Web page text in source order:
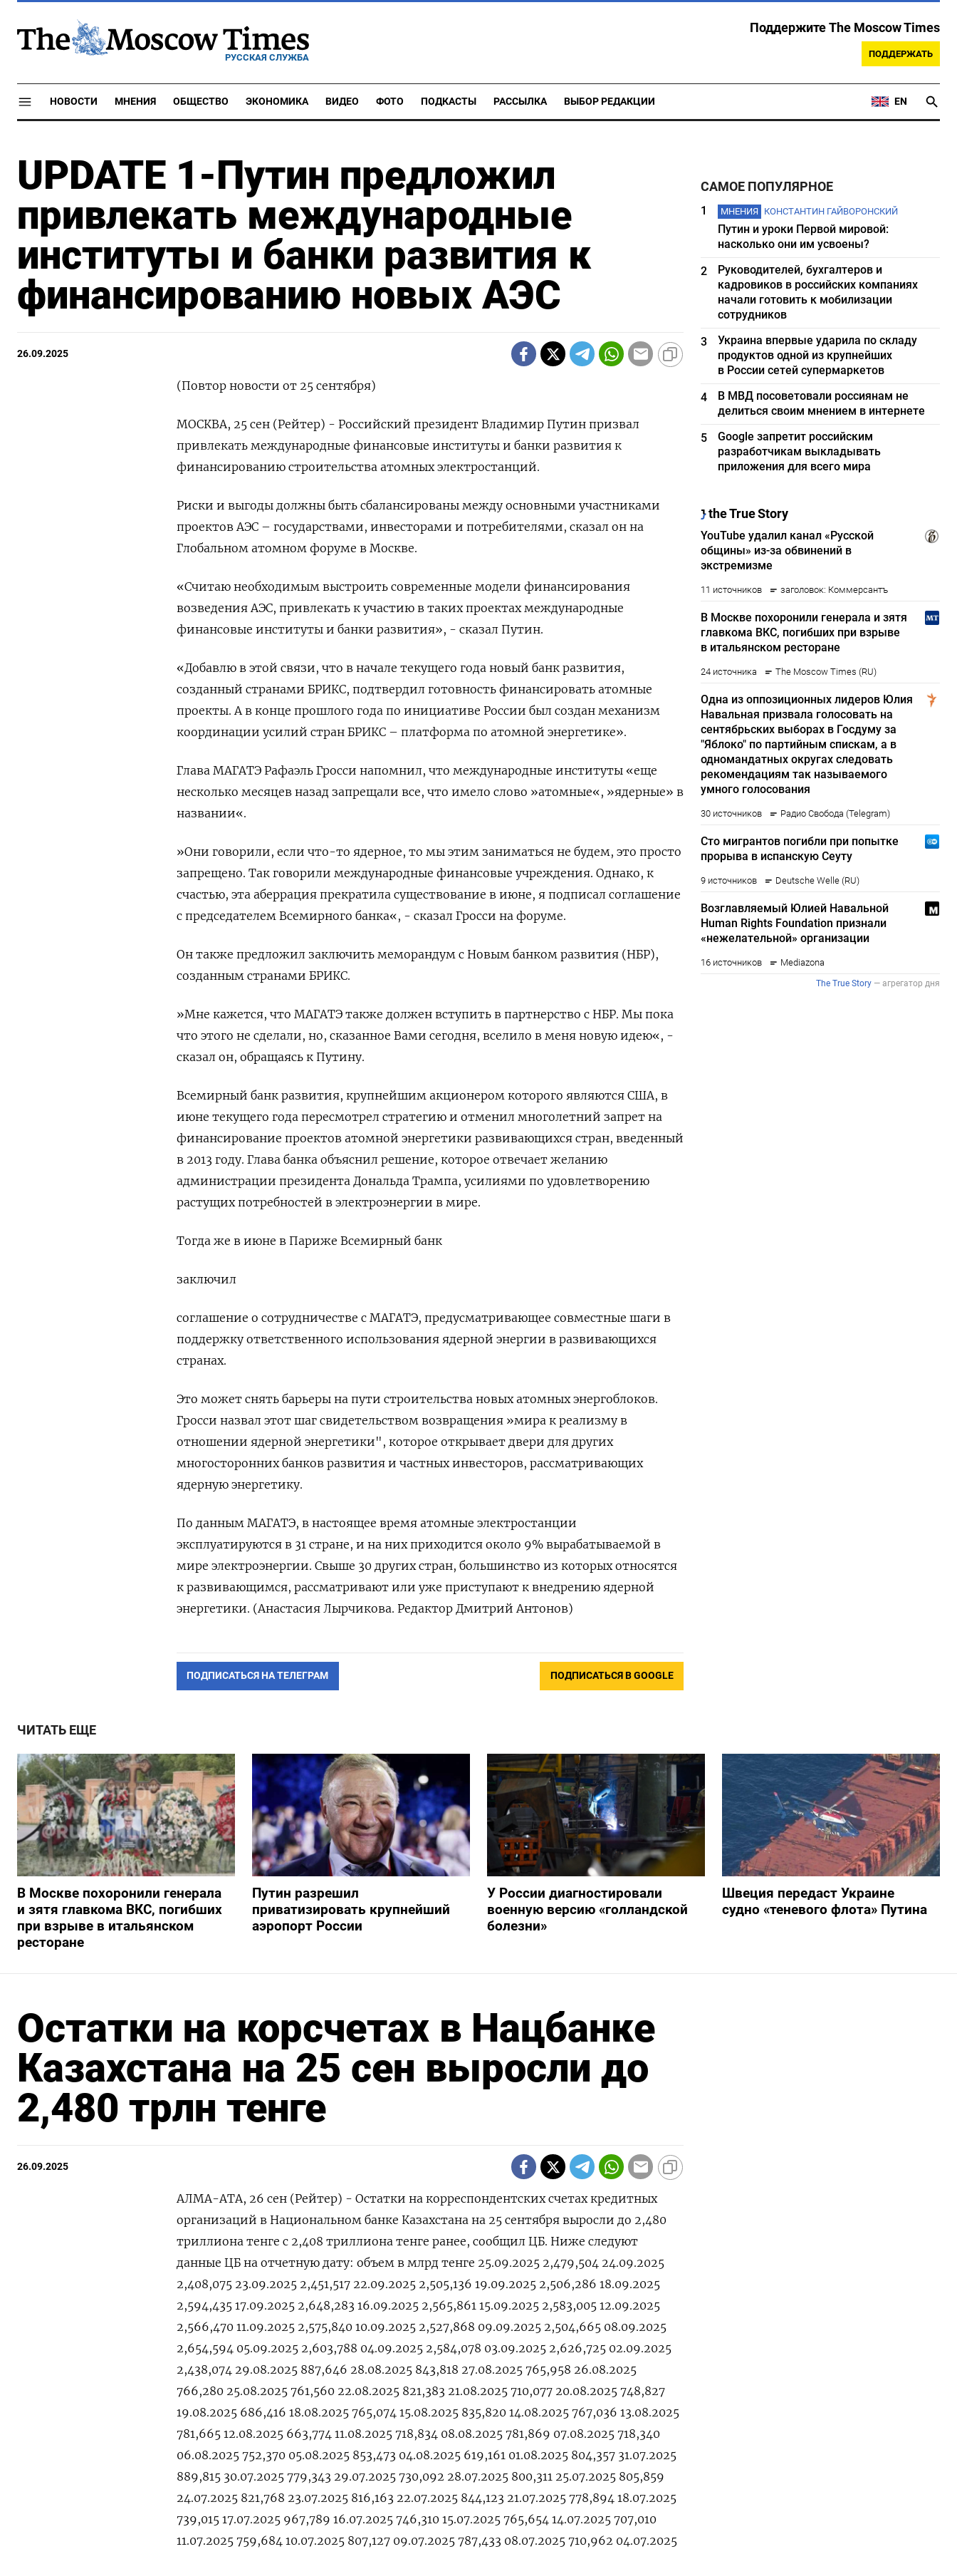
РУССКАЯ СЛУЖБА
Поддержите The Moscow Times
ПОДДЕРЖАТЬ
НОВОСТИ МНЕНИЯ ОБЩЕСТВО ЭКОНОМИКА ВИДЕО ФОТО ПОДКАСТЫ РАССЫЛКА ВЫБОР РЕДАКЦИИ EN
UPDATE 1-Путин предложил
привлекать международные
институты и банки развития к
финансированию новых АЭС
26.09.2025
(Повтор новости от 25 сентября)
МОСКВА, 25 сен (Рейтер) - Российский президент Владимир Путин призвал
привлекать международные финансовые институты и банки развития к
финансированию строительства атомных электростанций.
Риски и выгоды должны быть сбалансированы между основными участниками
проектов АЭС – государствами, инвесторами и потребителями, сказал он на
Глобальном атомном форуме в Москве.
«Считаю необходимым выстроить современные модели финансирования
возведения АЭС, привлекать к участию в таких проектах международные
финансовые институты и банки развития», - сказал Путин.
«Добавлю в этой связи, что в начале текущего года новый банк развития,
созданный странами БРИКС, подтвердил готовность финансировать атомные
проекты. А в конце прошлого года по инициативе России был создан механизм
координации усилий стран БРИКС – платформа по атомной энергетике».
Глава МАГАТЭ Рафаэль Гросси напомнил, что международные институты «еще
несколько месяцев назад запрещали все, что имело слово »атомные«, »ядерные» в
названии«.
»Они говорили, если что-то ядерное, то мы этим заниматься не будем, это просто
запрещено. Так говорили международные финансовые учреждения. Однако, к
счастью, эта аберрация прекратила существование в июне, я подписал соглашение
с председателем Всемирного банка«, - сказал Гросси на форуме.
Он также предложил заключить меморандум с Новым банком развития (НБР),
созданным странами БРИКС.
»Мне кажется, что МАГАТЭ также должен вступить в партнерство с НБР. Мы пока
что этого не сделали, но, сказанное Вами сегодня, вселило в меня новую идею«, -
сказал он, обращаясь к Путину.
Всемирный банк развития, крупнейшим акционером которого являются США, в
июне текущего года пересмотрел стратегию и отменил многолетний запрет на
финансирование проектов атомной энергетики развивающихся стран, введенный
в 2013 году. Глава банка объяснил решение, которое отвечает желанию
администрации президента Дональда Трампа, усилиями по удовлетворению
растущих потребностей в электроэнергии в мире.
Тогда же в июне в Париже Всемирный банк
заключил
соглашение о сотрудничестве с МАГАТЭ, предусматривающее совместные шаги в
поддержку ответственного использования ядерной энергии в развивающихся
странах.
Это может снять барьеры на пути строительства новых атомных энергоблоков.
Гросси назвал этот шаг свидетельством возвращения »мира к реализму в
отношении ядерной энергетики", которое открывает двери для других
многосторонних банков развития и частных инвесторов, рассматривающих
ядерную энергетику.
По данным МАГАТЭ, в настоящее время атомные электростанции
эксплуатируются в 31 стране, и на них приходится около 9% вырабатываемой в
мире электроэнергии. Свыше 30 других стран, большинство из которых относятся
к развивающимся, рассматривают или уже приступают к внедрению ядерной
энергетики. (Анастасия Лырчикова. Редактор Дмитрий Антонов)
ПОДПИСАТЬСЯ НА ТЕЛЕГРАМ ПОДПИСАТЬСЯ В GOOGLE
САМОЕ ПОПУЛЯРНОЕ
1 МНЕНИЯ КОНСТАНТИН ГАЙВОРОНСКИЙ
Путин и уроки Первой мировой:
насколько они им усвоены?
2
Руководителей, бухгалтеров и
кадровиков в российских компаниях
начали готовить к мобилизации
сотрудников
3
Украина впервые ударила по складу
продуктов одной из крупнейших
в России сетей супермаркетов
4
В МВД посоветовали россиянам не
делиться своим мнением в интернете
5
Google запретит российским
разработчикам выкладывать
приложения для всего мира
ЧИТАТЬ ЕЩЕ
В Москве похоронили генерала
и зятя главкома ВКС, погибших
при взрыве в итальянском
ресторане
Путин разрешил
приватизировать крупнейший
аэропорт России
У России диагностировали
военную версию «голландской
болезни»
Швеция передаст Украине
судно «теневого флота» Путина
Остатки на корсчетах в Нацбанке
Казахстана на 25 сен выросли до
2,480 трлн тенге
26.09.2025
АЛМА-АТА, 26 сен (Рейтер) - Остатки на корреспондентских счетах кредитных
организаций в Национальном банке Казахстана на 25 сентября выросли до 2,480
триллиона тенге с 2,408 триллиона тенге ранее, сообщил ЦБ. Ниже следуют
данные ЦБ на отчетную дату: объем в млрд тенге 25.09.2025 2,479,504 24.09.2025
2,408,075 23.09.2025 2,451,517 22.09.2025 2,505,136 19.09.2025 2,506,286 18.09.2025
2,594,435 17.09.2025 2,648,283 16.09.2025 2,565,861 15.09.2025 2,583,005 12.09.2025
2,566,470 11.09.2025 2,575,840 10.09.2025 2,527,868 09.09.2025 2,504,665 08.09.2025
2,654,594 05.09.2025 2,603,788 04.09.2025 2,584,078 03.09.2025 2,626,725 02.09.2025
2,438,074 29.08.2025 887,646 28.08.2025 843,818 27.08.2025 765,958 26.08.2025
766,280 25.08.2025 761,560 22.08.2025 821,383 21.08.2025 710,077 20.08.2025 748,827
19.08.2025 686,416 18.08.2025 765,074 15.08.2025 835,820 14.08.2025 767,036 13.08.2025
781,665 12.08.2025 663,774 11.08.2025 718,834 08.08.2025 781,869 07.08.2025 718,340
06.08.2025 752,370 05.08.2025 853,473 04.08.2025 619,161 01.08.2025 804,357 31.07.2025
889,815 30.07.2025 779,343 29.07.2025 730,092 28.07.2025 800,311 25.07.2025 805,859
24.07.2025 821,768 23.07.2025 816,163 22.07.2025 844,123 21.07.2025 778,894 18.07.2025
739,015 17.07.2025 967,789 16.07.2025 746,310 15.07.2025 765,654 14.07.2025 707,010
11.07.2025 759,684 10.07.2025 807,127 09.07.2025 787,433 08.07.2025 710,962 04.07.2025